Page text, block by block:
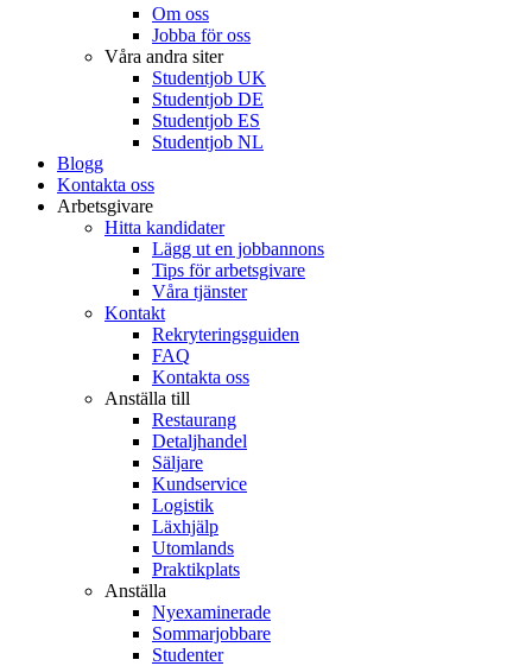
Om oss
Jobba för oss
Våra andra siter
Studentjob UK
Studentjob DE
Studentjob ES
Studentjob NL
Blogg
Kontakta oss
Arbetsgivare
Hitta kandidater
Lägg ut en jobbannons
Tips för arbetsgivare
Våra tjänster
Kontakt
Rekryteringsguiden
FAQ
Kontakta oss
Anställa till
Restaurang
Detaljhandel
Säljare
Kundservice
Logistik
Läxhjälp
Utomlands
Praktikplats
Anställa
Nyexaminerade
Sommarjobbare
Studenter